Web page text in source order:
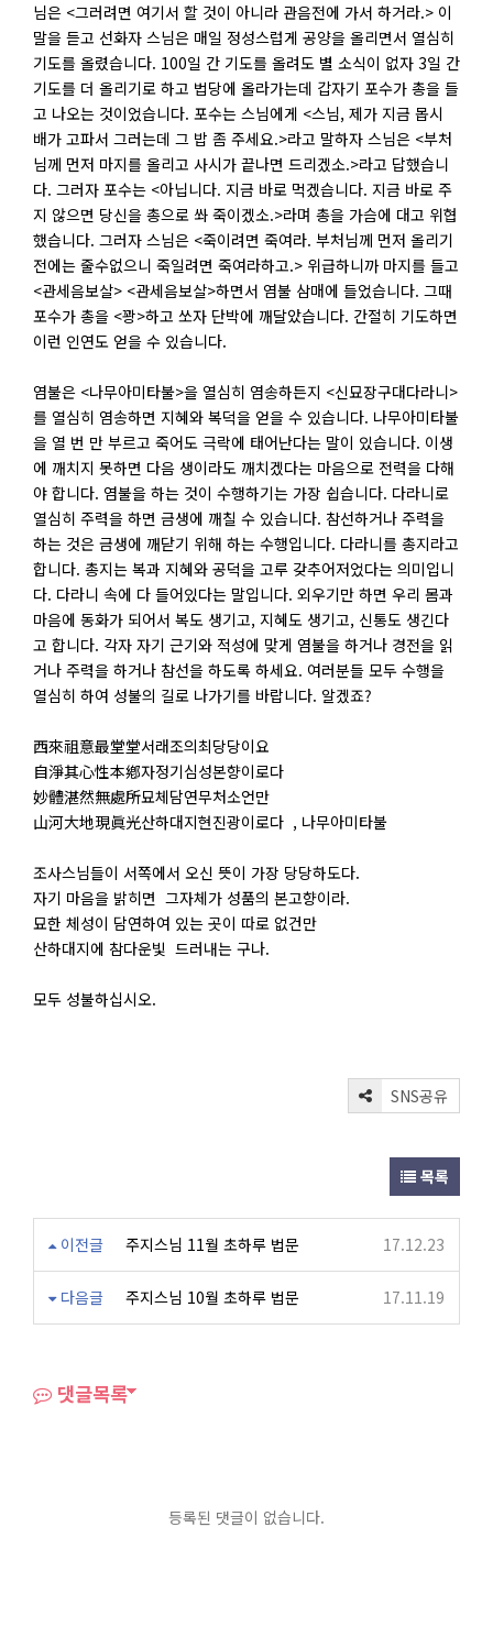
님은 <그러려면 여기서 할 것이 아니라 관음전에 가서 하거라.> 이
말을 듣고 선화자 스님은 매일 정성스럽게 공양을 올리면서 열심히
기도를 올렸습니다. 100일 간 기도를 올려도 별 소식이 없자 3일 간
기도를 더 올리기로 하고 법당에 올라가는데 갑자기 포수가 총을 들
고 나오는 것이었습니다. 포수는 스님에게 <스님, 제가 지금 몹시
배가 고파서 그러는데 그 밥 좀 주세요.>라고 말하자 스님은 <부처
님께 먼저 마지를 올리고 사시가 끝나면 드리겠소.>라고 답했습니
다. 그러자 포수는 <아닙니다. 지금 바로 먹겠습니다. 지금 바로 주
지 않으면 당신을 총으로 쏴 죽이겠소.>라며 총을 가슴에 대고 위협
했습니다. 그러자 스님은 <죽이려면 죽여라. 부처님께 먼저 올리기
전에는 줄수없으니 죽일려면 죽여라하고.> 위급하니까 마지를 들고
<관세음보살> <관세음보살>하면서 염불 삼매에 들었습니다. 그때
포수가 총을 <꽝>하고 쏘자 단박에 깨달았습니다. 간절히 기도하면
이런 인연도 얻을 수 있습니다.
염불은 <나무아미타불>을 열심히 염송하든지 <신묘장구대다라니>
를 열심히 염송하면 지혜와 복덕을 얻을 수 있습니다. 나무아미타불
을 열 번 만 부르고 죽어도 극락에 태어난다는 말이 있습니다. 이생
에 깨치지 못하면 다음 생이라도 깨치겠다는 마음으로 전력을 다해
야 합니다. 염불을 하는 것이 수행하기는 가장 쉽습니다. 다라니로
열심히 주력을 하면 금생에 깨칠 수 있습니다. 참선하거나 주력을
하는 것은 금생에 깨닫기 위해 하는 수행입니다. 다라니를 총지라고
합니다. 총지는 복과 지혜와 공덕을 고루 갖추어저었다는 의미입니
다. 다라니 속에 다 들어있다는 말입니다. 외우기만 하면 우리 몸과
마음에 동화가 되어서 복도 생기고, 지혜도 생기고, 신통도 생긴다
고 합니다. 각자 자기 근기와 적성에 맞게 염불을 하거나 경전을 읽
거나 주력을 하거나 참선을 하도록 하세요. 여러분들 모두 수행을
열심히 하여 성불의 길로 나가기를 바랍니다. 알겠죠?
西來祖意最堂堂서래조의최당당이요
自淨其心性本鄕자정기심성본향이로다
妙體湛然無處所묘체담연무처소언만
山河大地現眞光산하대지현진광이로다 , 나무아미타불
조사스님들이 서쪽에서 오신 뜻이 가장 당당하도다.
자기 마음을 밝히면 그자체가 성품의 본고향이라.
묘한 체성이 담연하여 있는 곳이 따로 없건만
산하대지에 참다운빛 드러내는 구나.
모두 성불하십시오.
SNS공유
목록
이전글 주지스님 11월 초하루 법문 17.12.23
다음글 주지스님 10월 초하루 법문 17.11.19
댓글목록
등록된 댓글이 없습니다.